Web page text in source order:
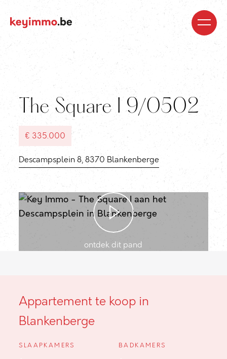
The Square I 9/0502
€ 335.000
Descampsplein 8, 8370 Blankenberge
ontdek dit pand
Appartement te koop in
Blankenberge
SLAAPKAMERS BADKAMERS